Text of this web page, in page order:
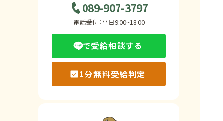
障害年金の金額
Q&A・相談事例
089-907-3797
電話受付：平日9:00~18:00
で受給相談する
1分無料受給判定